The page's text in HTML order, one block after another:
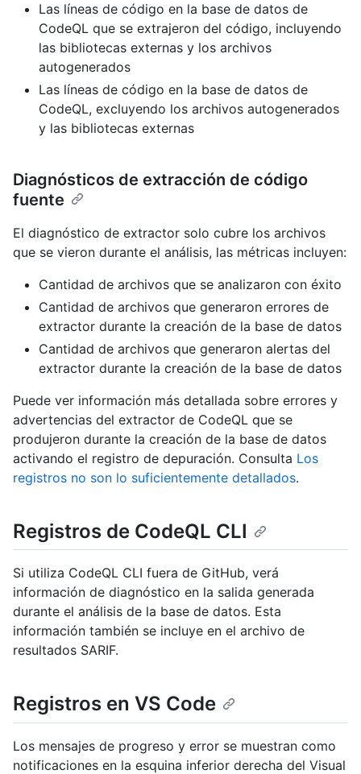
Las líneas de código en la base de datos de
CodeQL que se extrajeron del código, incluyendo
las bibliotecas externas y los archivos
autogenerados
Las líneas de código en la base de datos de
CodeQL, excluyendo los archivos autogenerados
y las bibliotecas externas
Diagnósticos de extracción de código
fuente
El diagnóstico de extractor solo cubre los archivos
que se vieron durante el análisis, las métricas incluyen:
Cantidad de archivos que se analizaron con éxito
Cantidad de archivos que generaron errores de
extractor durante la creación de la base de datos
Cantidad de archivos que generaron alertas del
extractor durante la creación de la base de datos
Puede ver información más detallada sobre errores y
advertencias del extractor de CodeQL que se
produjeron durante la creación de la base de datos
activando el registro de depuración. Consulta Los
registros no son lo suficientemente detallados.
Registros de CodeQL CLI
Si utiliza CodeQL CLI fuera de GitHub, verá
información de diagnóstico en la salida generada
durante el análisis de la base de datos. Esta
información también se incluye en el archivo de
resultados SARIF.
Registros en VS Code
Los mensajes de progreso y error se muestran como
notificaciones en la esquina inferior derecha del Visual